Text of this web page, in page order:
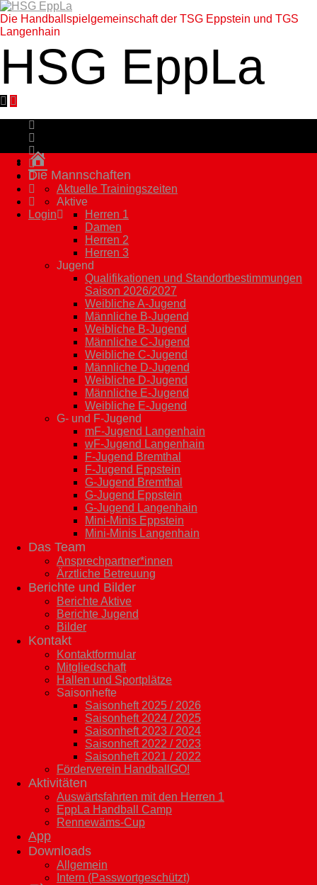
Die Handballspielgemeinschaft der TSG Eppstein und TGS
Langenhain
HSG EppLa
Login
Die Mannschaften
Aktuelle Trainingszeiten
Aktive
Herren 1
Damen
Herren 2
Herren 3
Jugend
Qualifikationen und Standortbestimmungen
Saison 2026/2027
Weibliche A-Jugend
Männliche B-Jugend
Weibliche B-Jugend
Männliche C-Jugend
Weibliche C-Jugend
Männliche D-Jugend
Weibliche D-Jugend
Männliche E-Jugend
Weibliche E-Jugend
G- und F-Jugend
mF-Jugend Langenhain
wF-Jugend Langenhain
F-Jugend Bremthal
F-Jugend Eppstein
G-Jugend Bremthal
G-Jugend Eppstein
G-Jugend Langenhain
Mini-Minis Eppstein
Mini-Minis Langenhain
Das Team
Ansprechpartner*innen
Ärztliche Betreuung
Berichte und Bilder
Berichte Aktive
Berichte Jugend
Bilder
Kontakt
Kontaktformular
Mitgliedschaft
Hallen und Sportplätze
Saisonhefte
Saisonheft 2025 / 2026
Saisonheft 2024 / 2025
Saisonheft 2023 / 2024
Saisonheft 2022 / 2023
Saisonheft 2021 / 2022
Förderverein HandballGO!
Aktivitäten
Auswärtsfahrten mit den Herren 1
EppLa Handball Camp
Rennewäms-Cup
App
Downloads
Allgemein
Intern (Passwortgeschützt)